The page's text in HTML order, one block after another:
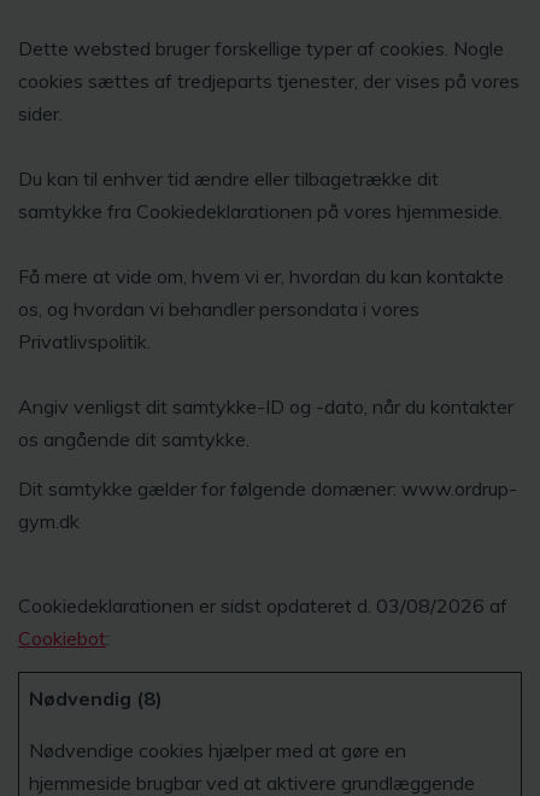
Dette websted bruger forskellige typer af cookies. Nogle
cookies sættes af tredjeparts tjenester, der vises på vores
sider.
Du kan til enhver tid ændre eller tilbagetrække dit
samtykke fra Cookiedeklarationen på vores hjemmeside.
Få mere at vide om, hvem vi er, hvordan du kan kontakte
os, og hvordan vi behandler persondata i vores
Privatlivspolitik.
Angiv venligst dit samtykke-ID og -dato, når du kontakter
os angående dit samtykke.
Dit samtykke gælder for følgende domæner: www.ordrup-
gym.dk
Cookiedeklarationen er sidst opdateret d. 03/08/2026 af
Cookiebot:
Nødvendig (8)
Nødvendige cookies hjælper med at gøre en
hjemmeside brugbar ved at aktivere grundlæggende